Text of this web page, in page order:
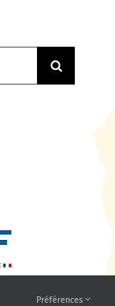
Préférences